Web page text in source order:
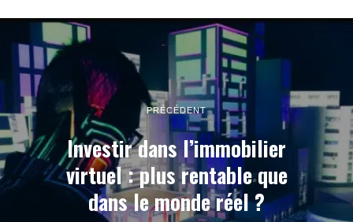
PRÉCÉDENT
Investir dans l’immobilier
virtuel : plus rentable que
dans le monde réel ?